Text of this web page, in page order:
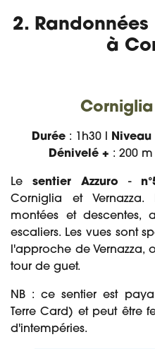
2.
à
Corniglia
Durée : 1h30 l
Dénivelé + : 200 m
Le sentier Azzuro -
Corniglia et
montées et descentes,
escaliers. Les vues sont
l'approche de Vernazza,
tour de guet.
NB : ce sentier est
Terre Card) et peut être
d'intempéries.